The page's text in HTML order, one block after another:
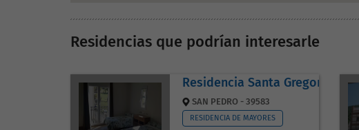
Residencias que podrían interesarle
Residencia Santa Gregoria
SAN PEDRO - 39583
RESIDENCIA DE MAYORES